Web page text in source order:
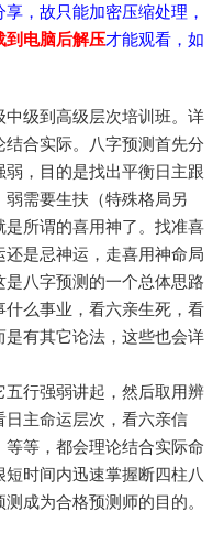
，故只能加密压缩处理，
到电脑后解压才能观看，如
级到高级层次培训班。详
合实际。八字预测首先分
，目的是找出平衡日主跟
需要生扶（特殊格局另
所谓的喜用神了。找准喜
是忌神运，走喜用神命局
八字预测的一个总体思路
么事业，看六亲生死，看
有其它论法，这些也会详
行强弱讲起，然后取用辨
主命运层次，看六亲信
等，都会理论结合实际命
时间内迅速掌握断四柱八
成为合格预测师的目的。